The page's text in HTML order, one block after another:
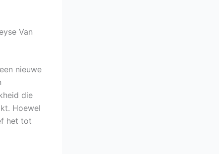
Van
nieuwe
die
Hoewel
het tot